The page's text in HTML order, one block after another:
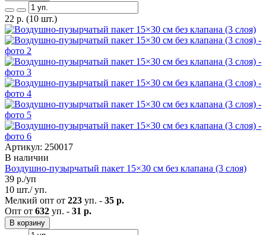
22 р. (10 шт.)
Артикул: 250017
В наличии
Воздушно-пузырчатый пакет 15×30 см без клапана (3 слоя)
39 р./уп
10 шт./ уп.
Мелкий опт от 223 уп. - 35 р.
Опт от 632 уп. - 31 р.
В корзину